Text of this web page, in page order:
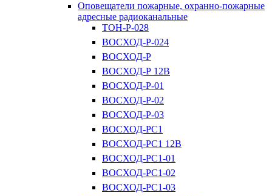
Оповещатели пожарные, охранно-пожарные
адресные радиоканальные
ТОН-Р-028
ВОСХОД-Р-024
ВОСХОД-Р
ВОСХОД-Р 12В
ВОСХОД-Р-01
ВОСХОД-Р-02
ВОСХОД-Р-03
ВОСХОД-РС1
ВОСХОД-РС1 12В
ВОСХОД-РС1-01
ВОСХОД-РС1-02
ВОСХОД-РС1-03